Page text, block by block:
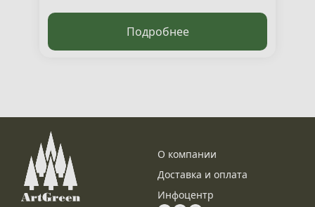
Подробнее
О компании
Доставка и оплата
Инфоцентр